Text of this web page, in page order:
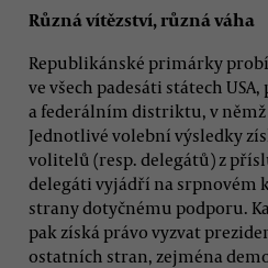
Různá vítězství, různá váha
Republikánské primárky
ve všech padesáti státech
a federálním distriktu, v
Jednotlivé volební výsledky
volitelů (resp. delegátů) z
delegáti vyjádří na srpnovém
strany dotyčnému podporu.
pak získá právo vyzvat
ostatních stran, zejména